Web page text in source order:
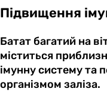
Підвищення
Батат багатий на
міститься
імунну систему та
організмом заліза.